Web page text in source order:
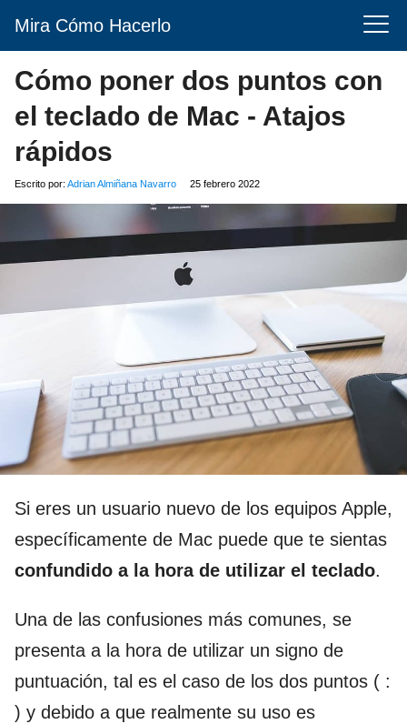
Mira Cómo Hacerlo
Cómo poner dos puntos con
el teclado de Mac - Atajos
rápidos
Escrito por: Adrian Almiñana Navarro 25 febrero 2022
Si eres un usuario nuevo de los equipos Apple,
específicamente de Mac puede que te sientas
confundido a la hora de utilizar el teclado.
Una de las confusiones más comunes, se
presenta a la hora de utilizar un signo de
puntuación, tal es el caso de los dos puntos ( :
) y debido a que realmente su uso es